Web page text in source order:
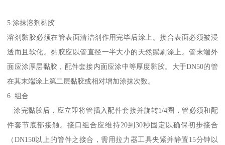
5.涂抹溶剂黏胶
溶剂黏胶必须在管表面清洁剂作用完毕后涂上。接合表面必须被浸
透而且软化。黏胶应以管直径一半大小的天然鬃刷涂上。管末端外
面应涂厚层黏胶，配件套接内面应涂中等厚度黏胶。大于DN50的管
在其末端涂上第二层黏胶或相对增加涂抹次数。
6 .组合
涂完黏胶后，应立即将管插入配件套接并旋转1/4圈，管必须和配
件套节底部接触。接口组合应维持20到30秒固定以确保初步接合
（DN150以上的管件之接合，需用拉力器工具夹紧并静置15分钟以